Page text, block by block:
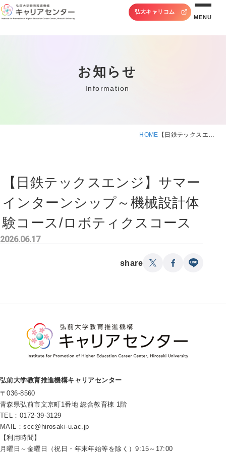
弘大キャリコム
MENU
お知らせ
Information
HOME 【日鉄テックスエ…
【日鉄テックスエンジ】サマー
インターンシップ～機械設計体
験コース/ロボティクスコース
2026.06.17
share
弘前大学教育推進機構キャリアセンター
〒036-8560
青森県弘前市文京町1番地 総合教育棟 1階
TEL：0172-39-3129
MAIL：scc@hirosaki-u.ac.jp
【利用時間】
月曜日～金曜日（祝日・年末年始等を除く）9:15～17:00